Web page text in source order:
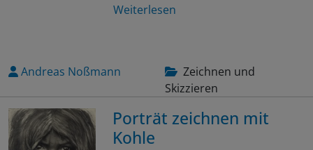
Weiterlesen
Andreas Noßmann
Zeichnen und
Skizzieren
Porträt zeichnen mit
Kohle